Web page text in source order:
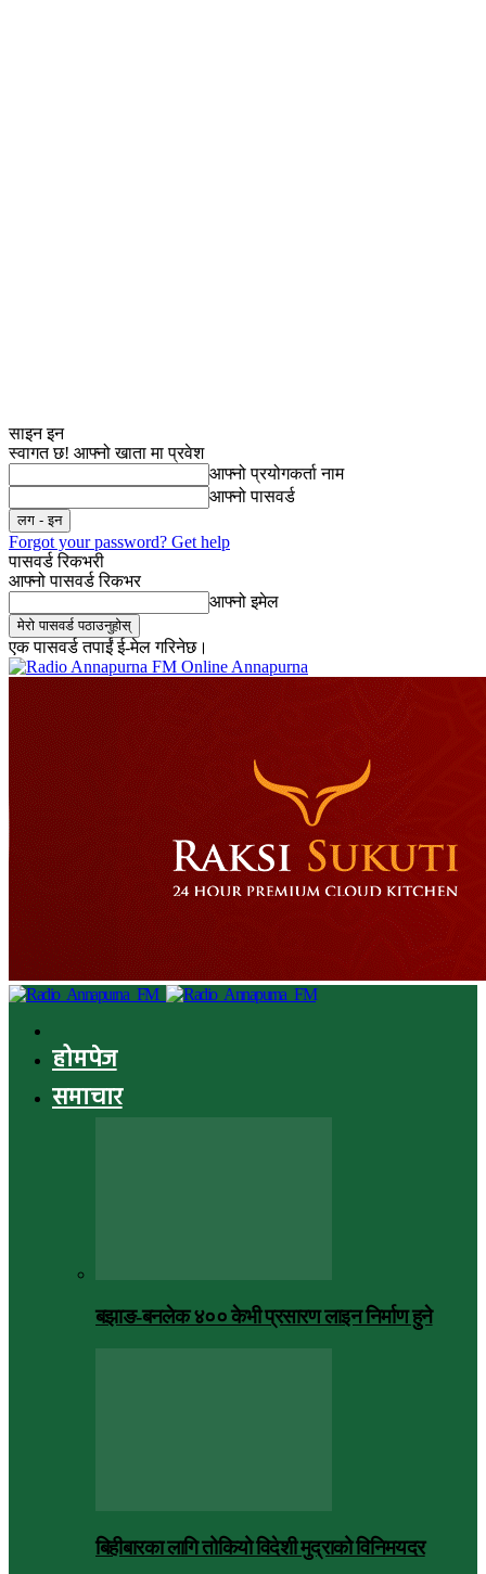
साइन इन
स्वागत छ! आफ्नो खाता मा प्रवेश
आफ्नो प्रयोगकर्ता नाम
आफ्नो पासवर्ड
Forgot your password? Get help
पासवर्ड रिकभरी
आफ्नो पासवर्ड रिकभर
आफ्नो इमेल
एक पासवर्ड तपाईं ई-मेल गरिनेछ।
Online Annapurna
होमपेज
समाचार
बझाङ-बनलेक ४०० केभी प्रसारण लाइन निर्माण हुने
बिहीबारका लागि तोकियो विदेशी मुद्राको विनिमयदर